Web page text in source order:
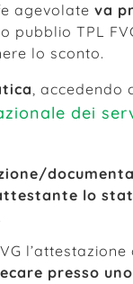
agevolate va
pubblio TPL
lo sconto.
, accedendo
dei
lo
presso